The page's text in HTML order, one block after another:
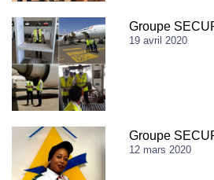
Groupe
19 avril 2020
Groupe
12 mars 2020